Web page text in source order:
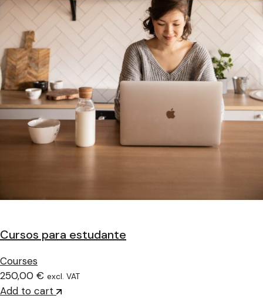
Cursos para estudante
Courses
250,00 € excl. VAT
Add to cart